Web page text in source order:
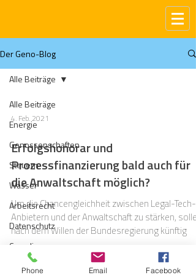
Der Geno-Blog
Alle Beiträge
Energie
Genossenschaften
Steuern
Wasser
Arbeitsrecht
Datenschutz
Compliance
Gas
Alle Beiträge
4. Feb. 2021
Erfolgshonorar und
Prozessfinanzierung bald auch für
die Anwaltschaft möglich?
Um die Chancengleichheit zwischen Legal-Tech-
Anbietern und der Anwaltschaft zu stärken, sollen
nach dem Willen der Bundesregierung künftig
Phone Email Facebook